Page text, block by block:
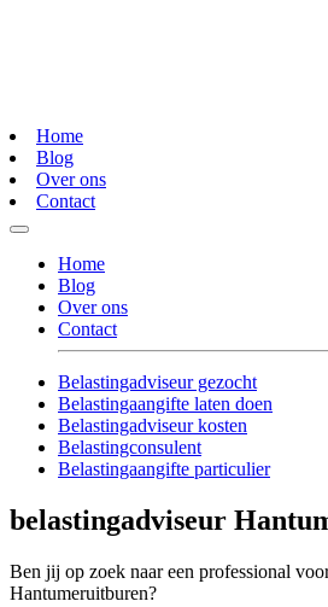
Home
Blog
Over ons
Contact
Home
Blog
Over ons
Contact
Belastingadviseur gezocht
Belastingaangifte laten doen
Belastingadviseur kosten
Belastingconsulent
Belastingaangifte particulier
belastingadviseur
Ben jij op zoek naar een professional
Hantumeruitburen?